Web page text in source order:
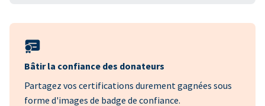
Bâtir la confiance des donateurs
Partagez vos certifications durement gagnées sous
forme d'images de badge de confiance.